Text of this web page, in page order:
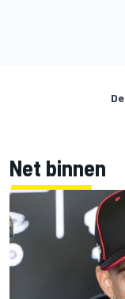
Net binnen